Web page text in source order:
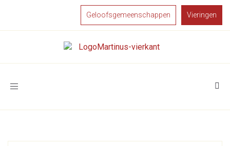
Geloofsgemeenschappen Vieringen
Toggle